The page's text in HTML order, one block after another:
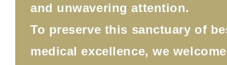
and unwavering attention.
To preserve this sanctuary of
medical excellence, we